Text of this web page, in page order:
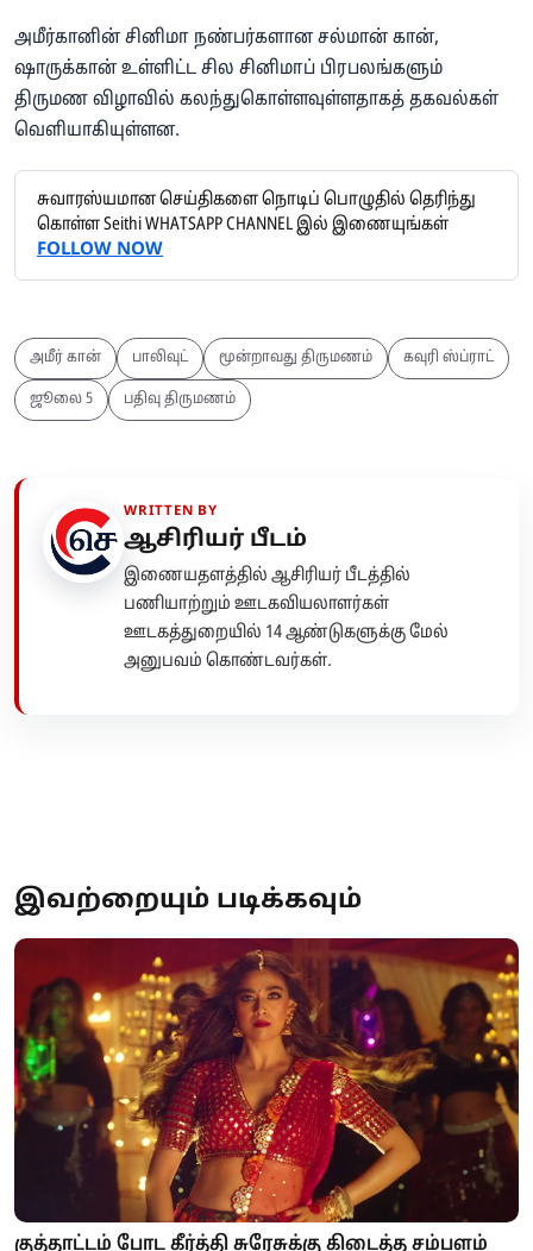
அமீர்கானின் சினிமா நண்பர்களான சல்மான் கான்,
ஷாருக்கான் உள்ளிட்ட சில சினிமாப் பிரபலங்களும்
திருமண விழாவில் கலந்துகொள்ளவுள்ளதாகத் தகவல்கள்
வெளியாகியுள்ளன.
சுவாரஸ்யமான செய்திகளை நொடிப் பொழுதில் தெரிந்து
கொள்ள Seithi WHATSAPP CHANNEL இல் இணையுங்கள்
FOLLOW NOW
அமீர் கான் பாலிவுட் மூன்றாவது திருமணம் கவுரி ஸ்ப்ராட்
ஜூலை 5 பதிவு திருமணம்
WRITTEN BY
ஆசிரியர் பீடம்
இணையதளத்தில் ஆசிரியர் பீடத்தில்
பணியாற்றும் ஊடகவியலாளர்கள்
ஊடகத்துறையில் 14 ஆண்டுகளுக்கு மேல்
அனுபவம் கொண்டவர்கள்.
இவற்றையும் படிக்கவும்
குத்தாட்டம் போட கீர்த்தி சுரேசுக்கு கிடைத்த சம்பளம்